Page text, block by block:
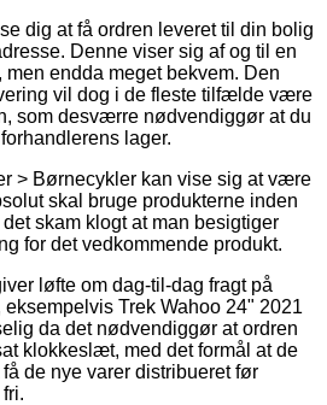
dig at få ordren leveret til din bolig
Denne viser sig af og til en
endda meget bekvem. Den
vil dog i de fleste tilfælde være
som desværre nødvendiggør at du
lager.
> Børnecykler kan vise sig at være
skal bruge produkterne inden
skam klogt at man besigtiger
for det vedkommende produkt.
løfte om dag-til-dag fragt på
Trek Wahoo 24" 2021
da det nødvendiggør at ordren
klokkeslæt, med det formål at de
de nye varer distribueret før